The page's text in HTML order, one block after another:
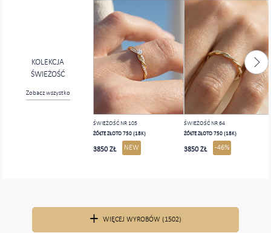
KOLEKCJA
ŚWIEŻOŚĆ
Zobacz wszystko
ŚWIEŻOŚĆ NR 105
ŻÓŁTE ZŁOTO 750 (18K)
3850 ZŁ NEW
ŚWIEŻOŚĆ NR 64
ŻÓŁTE ZŁOTO 750 (18K)
3850 ZŁ -46%
WIĘCEJ WYROBÓW (1502)